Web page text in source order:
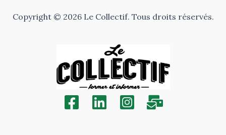
Copyright © 2026 Le Collectif. Tous droits réservés.